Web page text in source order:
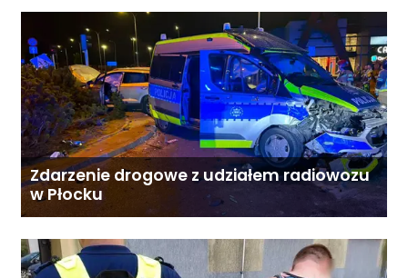
Zdarzenie drogowe z udziałem radiowozu
w Płocku